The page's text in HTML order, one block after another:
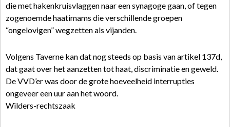
die met hakenkruisvlaggen naar een synagoge gaan, of tegen
zogenoemde haatimams die verschillende groepen
“ongelovigen” wegzetten als vijanden.
Volgens Taverne kan dat nog steeds op basis van artikel 137d,
dat gaat over het aanzetten tot haat, discriminatie en geweld.
De VVD’er was door de grote hoeveelheid interrupties
ongeveer een uur aan het woord.
Wilders-rechtszaak